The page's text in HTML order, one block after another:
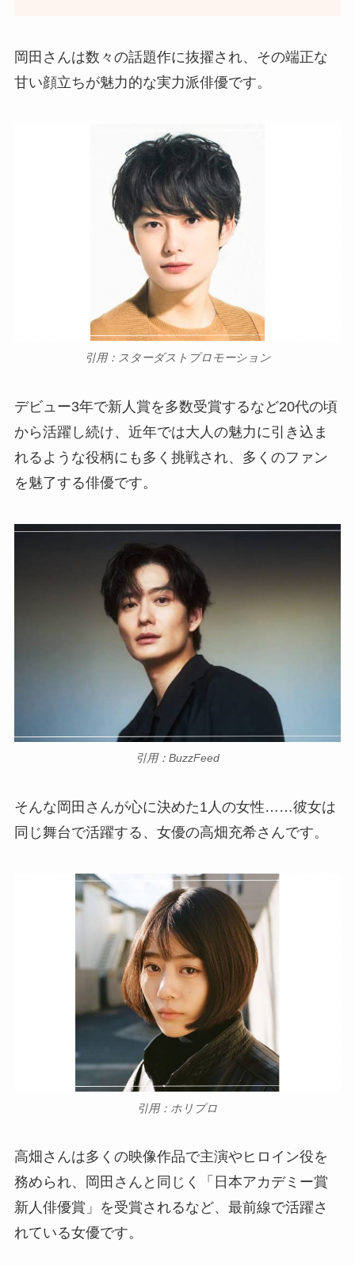
岡田さんは数々の話題作に抜擢され、その端正な
甘い顔立ちが魅力的な実力派俳優です。
引用：スターダストプロモーション
デビュー3年で新人賞を多数受賞するなど20代の頃
から活躍し続け、近年では大人の魅力に引き込ま
れるような役柄にも多く挑戦され、多くのファン
を魅了する俳優です。
引用：BuzzFeed
そんな岡田さんが心に決めた1人の女性……彼女は
同じ舞台で活躍する、女優の高畑充希さんです。
引用：ホリプロ
高畑さんは多くの映像作品で主演やヒロイン役を
務められ、岡田さんと同じく「日本アカデミー賞
新人俳優賞」を受賞されるなど、最前線で活躍さ
れている女優です。